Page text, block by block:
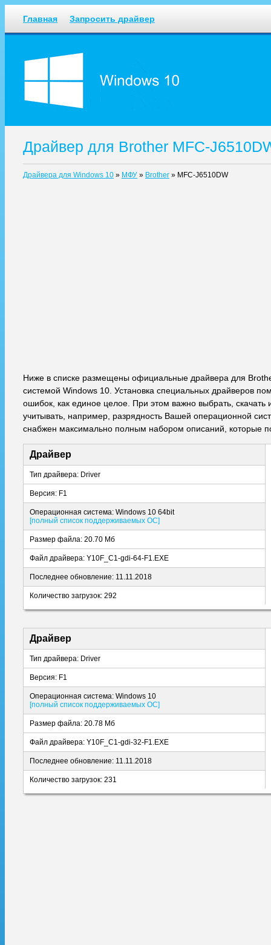
Главная Запросить драйвер
Драйвер для Brother MFC-
Драйвера для Windows 10 » МФУ » Brother » MFC-J6510DW
Ниже в списке размещены официальные драйвера для
системой Windows 10. Установка специальных драйверов
ошибок, как единое целое. При этом важно выбрать,
учитывать, например, разрядность Вашей операционной
снабжен максимально полным набором описаний, которые
Драйвер
Тип драйвера: Driver
Версия: F1
Операционная система: Windows 10 64bit
[полный список поддерживаемых ОС]
Размер файла: 20.70 Мб
Файл драйвера: Y10F_C1-gdi-64-F1.EXE
Последнее обновление: 11.11.2018
Количество загрузок: 292
Драйвер
Тип драйвера: Driver
Версия: F1
Операционная система: Windows 10
[полный список поддерживаемых ОС]
Размер файла: 20.78 Мб
Файл драйвера: Y10F_C1-gdi-32-F1.EXE
Последнее обновление: 11.11.2018
Количество загрузок: 231